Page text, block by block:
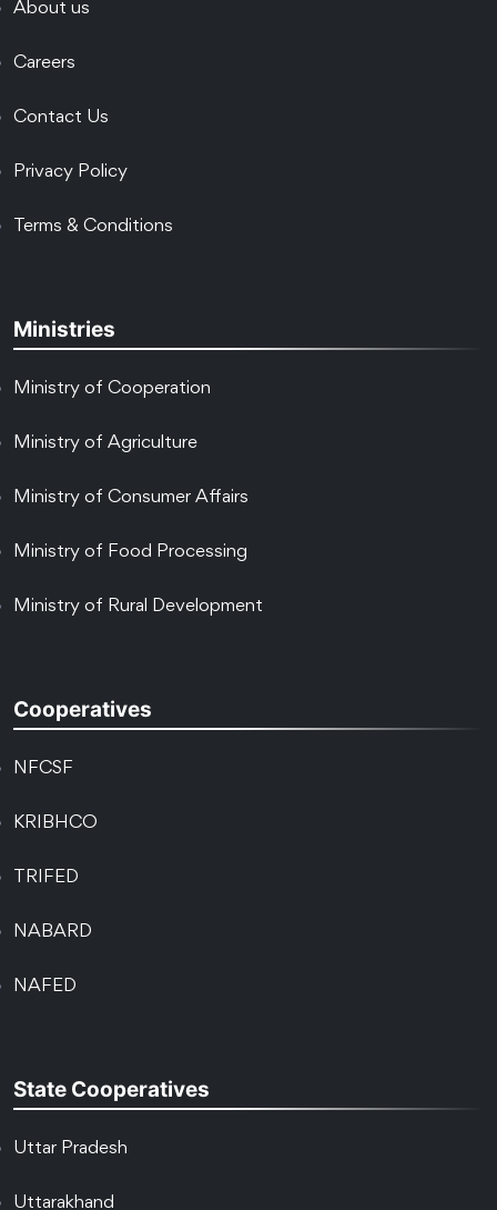
About us
Careers
Contact Us
Privacy Policy
Terms & Conditions
Ministries
Ministry of Cooperation
Ministry of Agriculture
Ministry of Consumer Affairs
Ministry of Food Processing
Ministry of Rural Development
Cooperatives
NFCSF
KRIBHCO
TRIFED
NABARD
NAFED
State Cooperatives
Uttar Pradesh
Uttarakhand